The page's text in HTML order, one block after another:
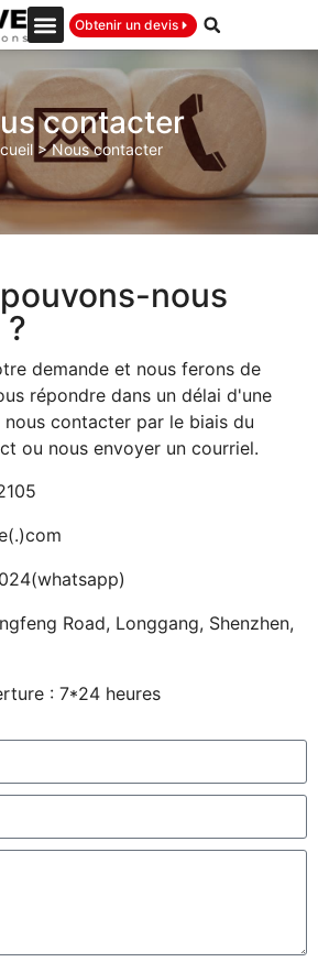
Obtenir un devis
contacter
>Nous contacter
nous
demande et nous ferons de
répondre dans un délai d'une
nous contacter par le biais du
ou nous envoyer un courriel.
Road, Longgang, Shenzhen,
: 7*24 heures